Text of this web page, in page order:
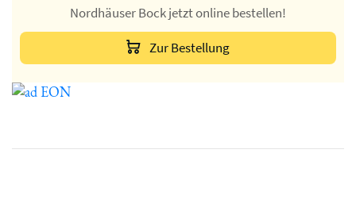
Nordhäuser Bock jetzt online bestellen!
Zur Bestellung